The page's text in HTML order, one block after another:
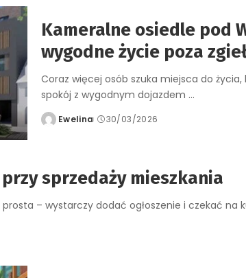
Kameralne osiedle pod
wygodne życie poza
Coraz więcej osób szuka miejsca do życia,
spokój z wygodnym dojazdem ...
PostedEwelina 30/03/2026
sprzedaży mieszkania
– wystarczy dodać ogłoszenie i czekać na